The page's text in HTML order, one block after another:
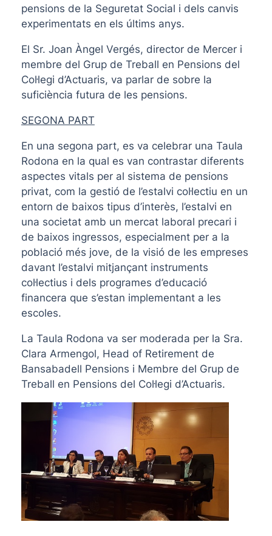
pensions de la Seguretat Social i dels canvis
experimentats en els últims anys.
El Sr. Joan Àngel Vergés, director de Mercer i
membre del Grup de Treball en Pensions del
Col·legi d’Actuaris, va parlar de sobre la
suficiència futura de les pensions.
SEGONA PART
En una segona part, es va celebrar una Taula
Rodona en la qual es van contrastar diferents
aspectes vitals per al sistema de pensions
privat, com la gestió de l’estalvi col·lectiu en un
entorn de baixos tipus d’interès, l’estalvi en
una societat amb un mercat laboral precari i
de baixos ingressos, especialment per a la
població més jove, de la visió de les empreses
davant l’estalvi mitjançant instruments
col·lectius i dels programes d’educació
financera que s’estan implementant a les
escoles.
La Taula Rodona va ser moderada per la Sra.
Clara Armengol, Head of Retirement de
Bansabadell Pensions i Membre del Grup de
Treball en Pensions del Col·legi d’Actuaris.